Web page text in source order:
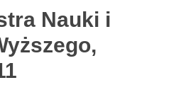
Nauki i